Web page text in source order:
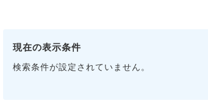
現在の表示条件
検索条件が設定されていません。